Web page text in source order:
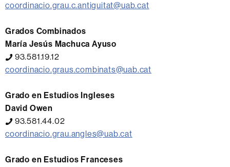
coordinacio.grau.c.antiguitat@uab.cat
Grados Combinados
María Jesús Machuca Ayuso
93.581.19.12
coordinacio.graus.combinats@uab.cat
Grado en Estudios Ingleses
David Owen
93.581.44.02
coordinacio.grau.angles@uab.cat
Grado en Estudios Franceses